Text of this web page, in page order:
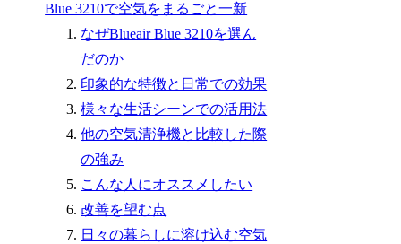
Blue 3210で空気をまるごと一新
なぜBlueair Blue 3210を選ん
だのか
印象的な特徴と日常での効果
様々な生活シーンでの活用法
他の空気清浄機と比較した際
の強み
こんな人にオススメしたい
改善を望む点
日々の暮らしに溶け込む空気